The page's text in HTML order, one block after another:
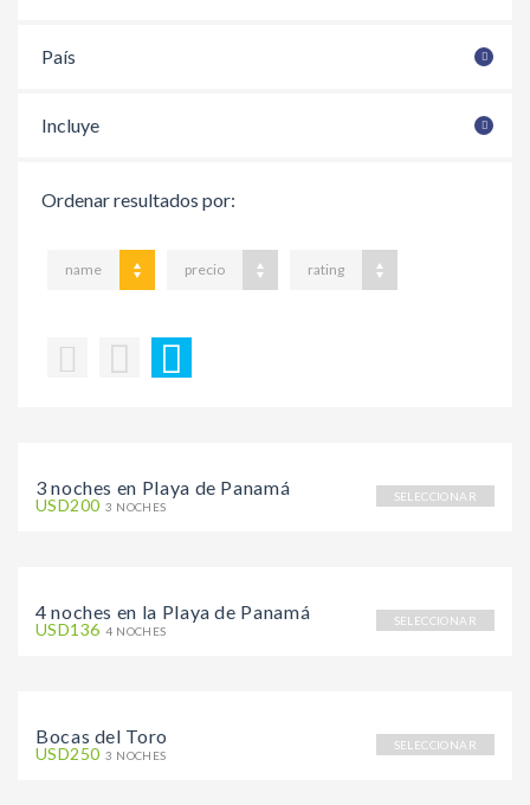
País
Incluye
Ordenar resultados por:
name precio rating
SELECCIONAR
3 noches en Playa de Panamá
USD200 3 NOCHES
SELECCIONAR
4 noches en la Playa de Panamá
USD136 4 NOCHES
SELECCIONAR
Bocas del Toro
USD250 3 NOCHES